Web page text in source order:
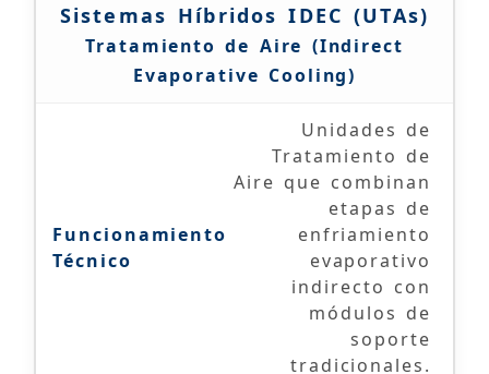
Sistemas Híbridos IDEC (UTAs)
Tratamiento de Aire (Indirect
Evaporative Cooling)
Unidades de
Tratamiento de
Aire que combinan
etapas de
enfriamiento
evaporativo
indirecto con
módulos de
soporte
tradicionales.